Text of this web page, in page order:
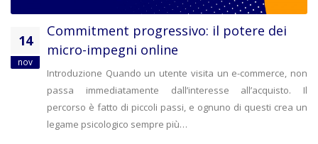
14
nov
Commitment progressivo: il potere dei
micro-impegni online
Introduzione Quando un utente visita un e-commerce, non
passa immediatamente dall’interesse all’acquisto. Il
percorso è fatto di piccoli passi, e ognuno di questi crea un
legame psicologico sempre più…